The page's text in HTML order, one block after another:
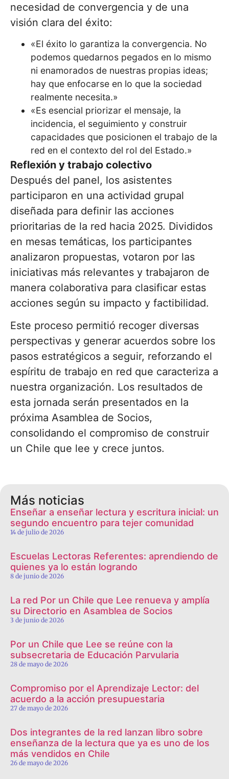
necesidad de convergencia y de una
visión clara del éxito:
«El éxito lo garantiza la convergencia. No
podemos quedarnos pegados en lo mismo
ni enamorados de nuestras propias ideas;
hay que enfocarse en lo que la sociedad
realmente necesita.»
«Es esencial priorizar el mensaje, la
incidencia, el seguimiento y construir
capacidades que posicionen el trabajo de la
red en el contexto del rol del Estado.»
Reflexión y trabajo colectivo
Después del panel, los asistentes
participaron en una actividad grupal
diseñada para definir las acciones
prioritarias de la red hacia 2025. Divididos
en mesas temáticas, los participantes
analizaron propuestas, votaron por las
iniciativas más relevantes y trabajaron de
manera colaborativa para clasificar estas
acciones según su impacto y factibilidad.
Este proceso permitió recoger diversas
perspectivas y generar acuerdos sobre los
pasos estratégicos a seguir, reforzando el
espíritu de trabajo en red que caracteriza a
nuestra organización. Los resultados de
esta jornada serán presentados en la
próxima Asamblea de Socios,
consolidando el compromiso de construir
un Chile que lee y crece juntos.
Más noticias
Enseñar a enseñar lectura y escritura inicial: un
segundo encuentro para tejer comunidad
14 de julio de 2026
Escuelas Lectoras Referentes: aprendiendo de
quienes ya lo están logrando
8 de junio de 2026
La red Por un Chile que Lee renueva y amplía
su Directorio en Asamblea de Socios
3 de junio de 2026
Por un Chile que Lee se reúne con la
subsecretaria de Educación Parvularia
28 de mayo de 2026
Compromiso por el Aprendizaje Lector: del
acuerdo a la acción presupuestaria
27 de mayo de 2026
Dos integrantes de la red lanzan libro sobre
enseñanza de la lectura que ya es uno de los
más vendidos en Chile
26 de mayo de 2026